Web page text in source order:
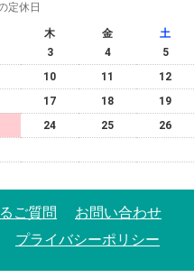
定休日
木 金
土
3 4
5
10 11
12
17 18
19
24 25
26
ご質問
お問い合わせ
プライバシーポリシー